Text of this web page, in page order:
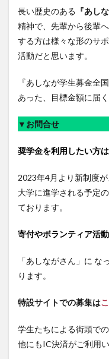
長い歴史のある 『あし
精神で、先輩から後輩
する方は様々な形のサ
活動だと思います。
『あしなが学生募金全
あった、目標金額に届
▼ お問合せ
奨学金を利用したい方は
2023年4月より新制度
大学に進学される予定
ております。
寄付やボランティア活
「あしながさん」に
ります。
特設サイトでの募集は
学生たちによる街頭で
他にもIC決済がご利用い